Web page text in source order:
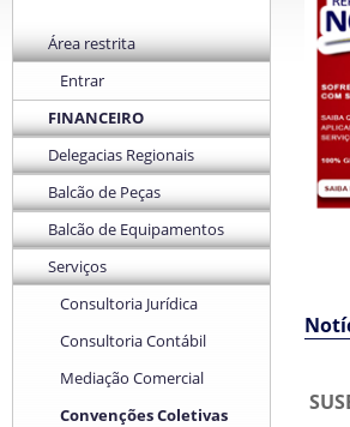
Área restrita
Entrar
FINANCEIRO
Delegacias Regionais
Balcão de Peças
Balcão de Equipamentos
Serviços
Consultoria Jurídica
Consultoria Contábil
Mediação Comercial
Convenções Coletivas